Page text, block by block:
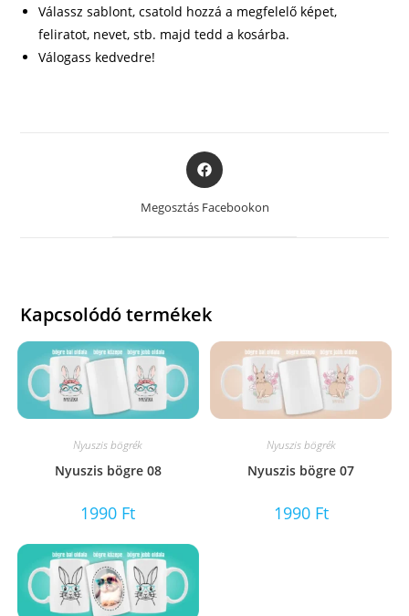
Válassz sablont, csatold hozzá a megfelelő képet,
feliratot, nevet, stb. majd tedd a kosárba.
Válogass kedvedre!
Opens
in
a
Megosztás Facebookon
Kapcsolódó termékek
Nyuszis bögrék
Nyuszis bögre 08
1990 Ft
Nyuszis bögrék
Nyuszis bögre 07
1990 Ft